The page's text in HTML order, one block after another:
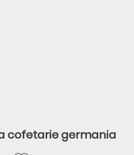
cofetarie germania